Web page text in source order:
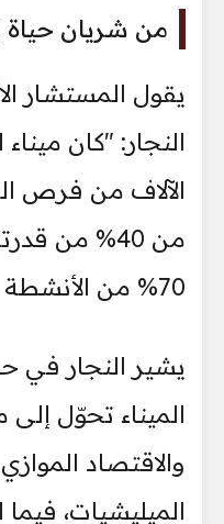
من شريان حياة
يقول المستشار
النجار: "كان
الآلاف من فرص
من 40% من
70% من الأنشطة المرتبطة به."
يشير النجار في
الميناء تحوّل
والاقتصاد
الميليشيات،